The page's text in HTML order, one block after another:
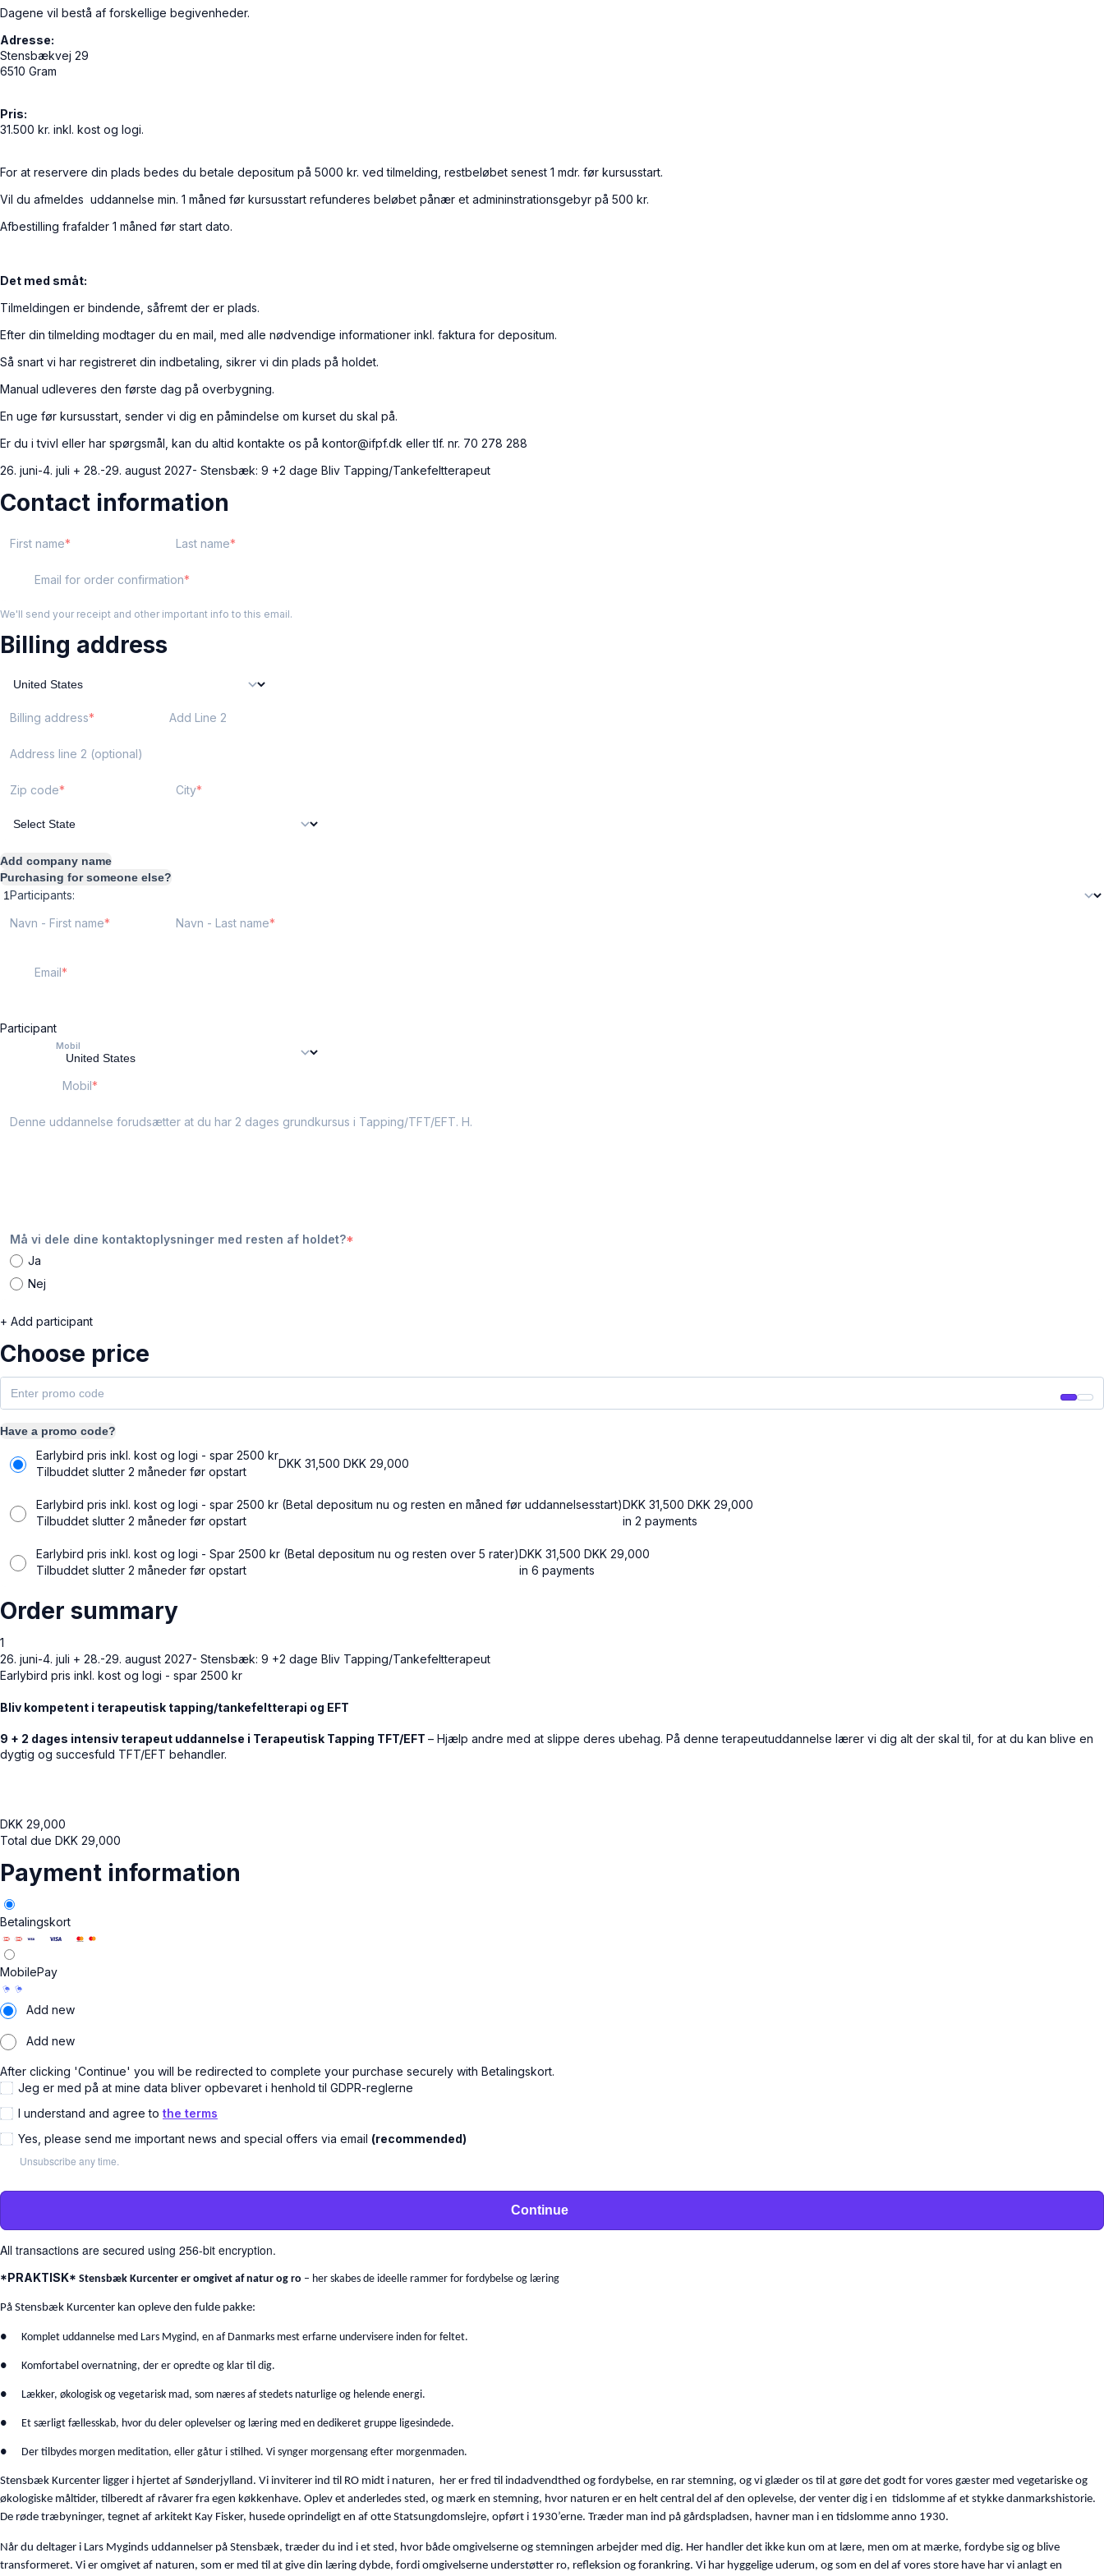
Dagene vil bestå af forskellige begivenheder.
Adresse:
Stensbækvej 29
6510 Gram
Pris:
31.500 kr. inkl. kost og logi.
For at reservere din plads bedes du betale depositum på 5000 kr. ved tilmelding, restbeløbet senest 1 mdr. før kursusstart.
Vil du afmeldes uddannelse min. 1 måned før kursusstart refunderes beløbet pånær et admininstrationsgebyr på 500 kr.
Afbestilling frafalder 1 måned før start dato.
Det med småt:
Tilmeldingen er bindende, såfremt der er plads.
Efter din tilmelding modtager du en mail, med alle nødvendige informationer inkl. faktura for depositum.
Så snart vi har registreret din indbetaling, sikrer vi din plads på holdet.
Manual udleveres den første dag på overbygning.
En uge før kursusstart, sender vi dig en påmindelse om kurset du skal på.
Er du i tvivl eller har spørgsmål, kan du altid kontakte os på kontor@ifpf.dk eller tlf. nr. 70 278 288
26. juni-4. juli + 28.-29. august 2027- Stensbæk: 9 +2 dage Bliv Tapping/Tankefeltterapeut
Contact information
First name Last name
Email for order confirmation
We'll send your receipt and other important info to this email.
Billing address
Billing address Add Line 2
Address line 2 (optional)
Zip code City
Add company name
Purchasing for someone else?
Participants:
Navn - First name
Navn - Last name
Email
Participant
Mobil
Mobil
Denne uddannelse forudsætter at du har 2 dages grundkursus i Tapping/TFT/EFT. Hvor og hvornår har du taget dette?
Må vi dele dine kontaktoplysninger med resten af holdet?
Ja
Nej
+ Add participant
Choose price
Have a promo code?
Earlybird pris inkl. kost og logi - spar 2500 kr
Tilbuddet slutter 2 måneder før opstart
DKK 31,500 DKK 29,000
Earlybird pris inkl. kost og logi - spar 2500 kr (Betal depositum nu og resten en måned før uddannelsesstart)
Tilbuddet slutter 2 måneder før opstart
DKK 31,500 DKK 29,000
in 2 payments
Earlybird pris inkl. kost og logi - Spar 2500 kr (Betal depositum nu og resten over 5 rater)
Tilbuddet slutter 2 måneder før opstart
DKK 31,500 DKK 29,000
in 6 payments
Order summary
1
26. juni-4. juli + 28.-29. august 2027- Stensbæk: 9 +2 dage Bliv Tapping/Tankefeltterapeut
Earlybird pris inkl. kost og logi - spar 2500 kr
Bliv kompetent i terapeutisk tapping/tankefeltterapi og EFT
9 + 2 dages intensiv terapeut uddannelse i Terapeutisk Tapping TFT/EFT – Hjælp andre med at slippe deres ubehag. På denne terapeutuddannelse lærer vi dig alt der skal til, for at du kan blive en
dygtig og succesfuld TFT/EFT behandler.
DKK 29,000
Total due DKK 29,000
Payment information
Betalingskort
MobilePay
Add new
Add new
After clicking 'Continue' you will be redirected to complete your purchase securely with Betalingskort.
Jeg er med på at mine data bliver opbevaret i henhold til GDPR-reglerne
I understand and agree to the terms
Yes, please send me important news and special offers via email (recommended)
Unsubscribe any time.
Continue
All transactions are secured using 256-bit encryption.
*PRAKTISK* Stensbæk Kurcenter er omgivet af natur og ro – her skabes de ideelle rammer for fordybelse og læring
På Stensbæk Kurcenter kan opleve den fulde pakke:
● Komplet uddannelse med Lars Mygind, en af Danmarks mest erfarne undervisere inden for feltet.
● Komfortabel overnatning, der er opredte og klar til dig.
● Lækker, økologisk og vegetarisk mad, som næres af stedets naturlige og helende energi.
● Et særligt fællesskab, hvor du deler oplevelser og læring med en dedikeret gruppe ligesindede.
● Der tilbydes morgen meditation, eller gåtur i stilhed. Vi synger morgensang efter morgenmaden.
Stensbæk Kurcenter ligger i hjertet af Sønderjylland. Vi inviterer ind til RO midt i naturen, her er fred til indadvendthed og fordybelse, en rar stemning, og vi glæder os til at gøre det godt for vores gæster med vegetariske og
økologiske måltider, tilberedt af råvarer fra egen køkkenhave. Oplev et anderledes sted, og mærk en stemning, hvor naturen er en helt central del af den oplevelse, der venter dig i en tidslomme af et stykke danmarkshistorie.
De røde træbyninger, tegnet af arkitekt Kay Fisker, husede oprindeligt en af otte Statsungdomslejre, opført i 1930’erne. Træder man ind på gårdspladsen, havner man i en tidslomme anno 1930.
Når du deltager i Lars Myginds uddannelser på Stensbæk, træder du ind i et sted, hvor både omgivelserne og stemningen arbejder med dig. Her handler det ikke kun om at lære, men om at mærke, fordybe sig og blive
transformeret. Vi er omgivet af naturen, som er med til at give din læring dybde, fordi omgivelserne understøtter ro, refleksion og forankring. Vi har hyggelige uderum, og som en del af vores store have har vi anlagt en